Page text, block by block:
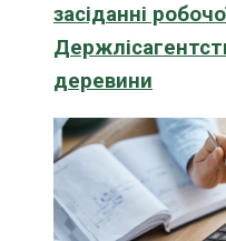
засіданні
деревини